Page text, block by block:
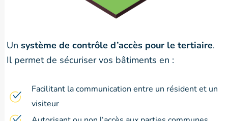
Unsystème de contrôle d’accès pour le tertiaire.
Il permet de sécuriser vos bâtiments en :
Facilitant la communication entre un résident et un
visiteur